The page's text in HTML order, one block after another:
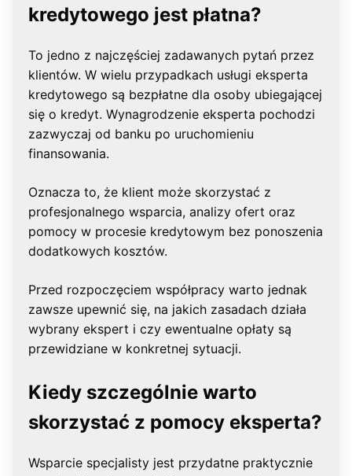
kredytowego jest płatna?
To jedno z najczęściej zadawanych pytań przez
klientów. W wielu przypadkach usługi eksperta
kredytowego są bezpłatne dla osoby ubiegającej
się o kredyt. Wynagrodzenie eksperta pochodzi
zazwyczaj od banku po uruchomieniu
finansowania.
Oznacza to, że klient może skorzystać z
profesjonalnego wsparcia, analizy ofert oraz
pomocy w procesie kredytowym bez ponoszenia
dodatkowych kosztów.
Przed rozpoczęciem współpracy warto jednak
zawsze upewnić się, na jakich zasadach działa
wybrany ekspert i czy ewentualne opłaty są
przewidziane w konkretnej sytuacji.
Kiedy szczególnie warto
skorzystać z pomocy eksperta?
Wsparcie specjalisty jest przydatne praktycznie